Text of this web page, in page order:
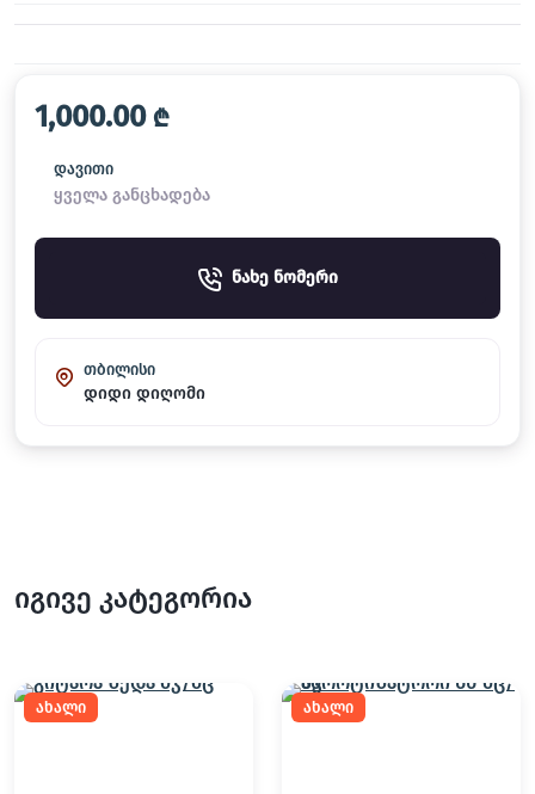
1,000.00 ₾
დავითი
ყველა განცხადება
ნახე ნომერი
თბილისი
დიდი დიღომი
იგივე კატეგორია
ახალი ახალი